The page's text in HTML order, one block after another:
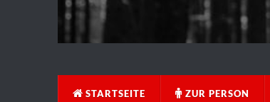
STARTSEITE ZUR PERSON